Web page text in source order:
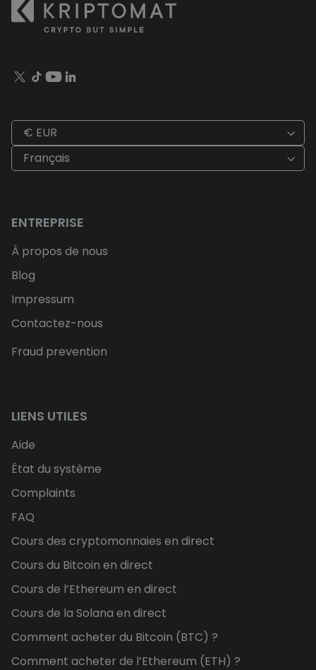
€ EUR
Français
ENTREPRISE
À propos de nous
Blog
Impressum
Contactez-nous
Fraud prevention
LIENS UTILES
Aide
État du système
Complaints
FAQ
Cours des cryptomonnaies en direct
Cours du Bitcoin en direct
Cours de l’Ethereum en direct
Cours de la Solana en direct
Comment acheter du Bitcoin (BTC) ?
Comment acheter de l’Ethereum (ETH) ?